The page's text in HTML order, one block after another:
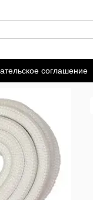
соглашение